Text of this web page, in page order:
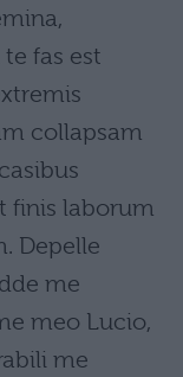
fas est
collapsam
finis laborum
Depelle
me
meo Lucio,
me